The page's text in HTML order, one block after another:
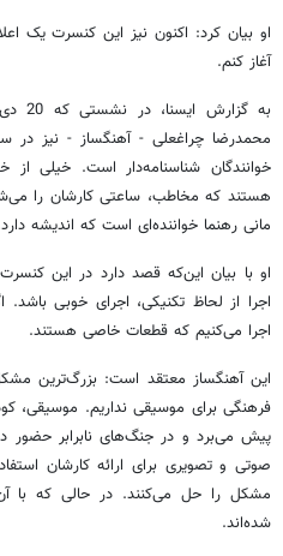
او بیان کرد: اکنون نیز این کنسرت یک
آغاز کنم.
به
محمدرضا چراغعلی - آهنگساز - نیز در
خوانندگان شناسنامه‌دار است. خیلی از
هستند که مخاطب، ساعتی کارشان را
مانی رهنما خواننده‌ای است که اندیشه
او با بیان این‌که قصد دارد در این
اجرا از لحاظ تکنیکی، اجرای خوبی
اجرا می‌کنیم که قطعات خاصی هستند.
این آهنگساز معتقد است: بزرگ‌ترین
فرهنگی برای موسیقی نداریم.
پیش می‌برد و در جنگ‌های نابرابر حضور
صوتی و تصویری برای ارائه کارشان
مشکل را حل می‌کنند. در حالی که با
شده‌اند.